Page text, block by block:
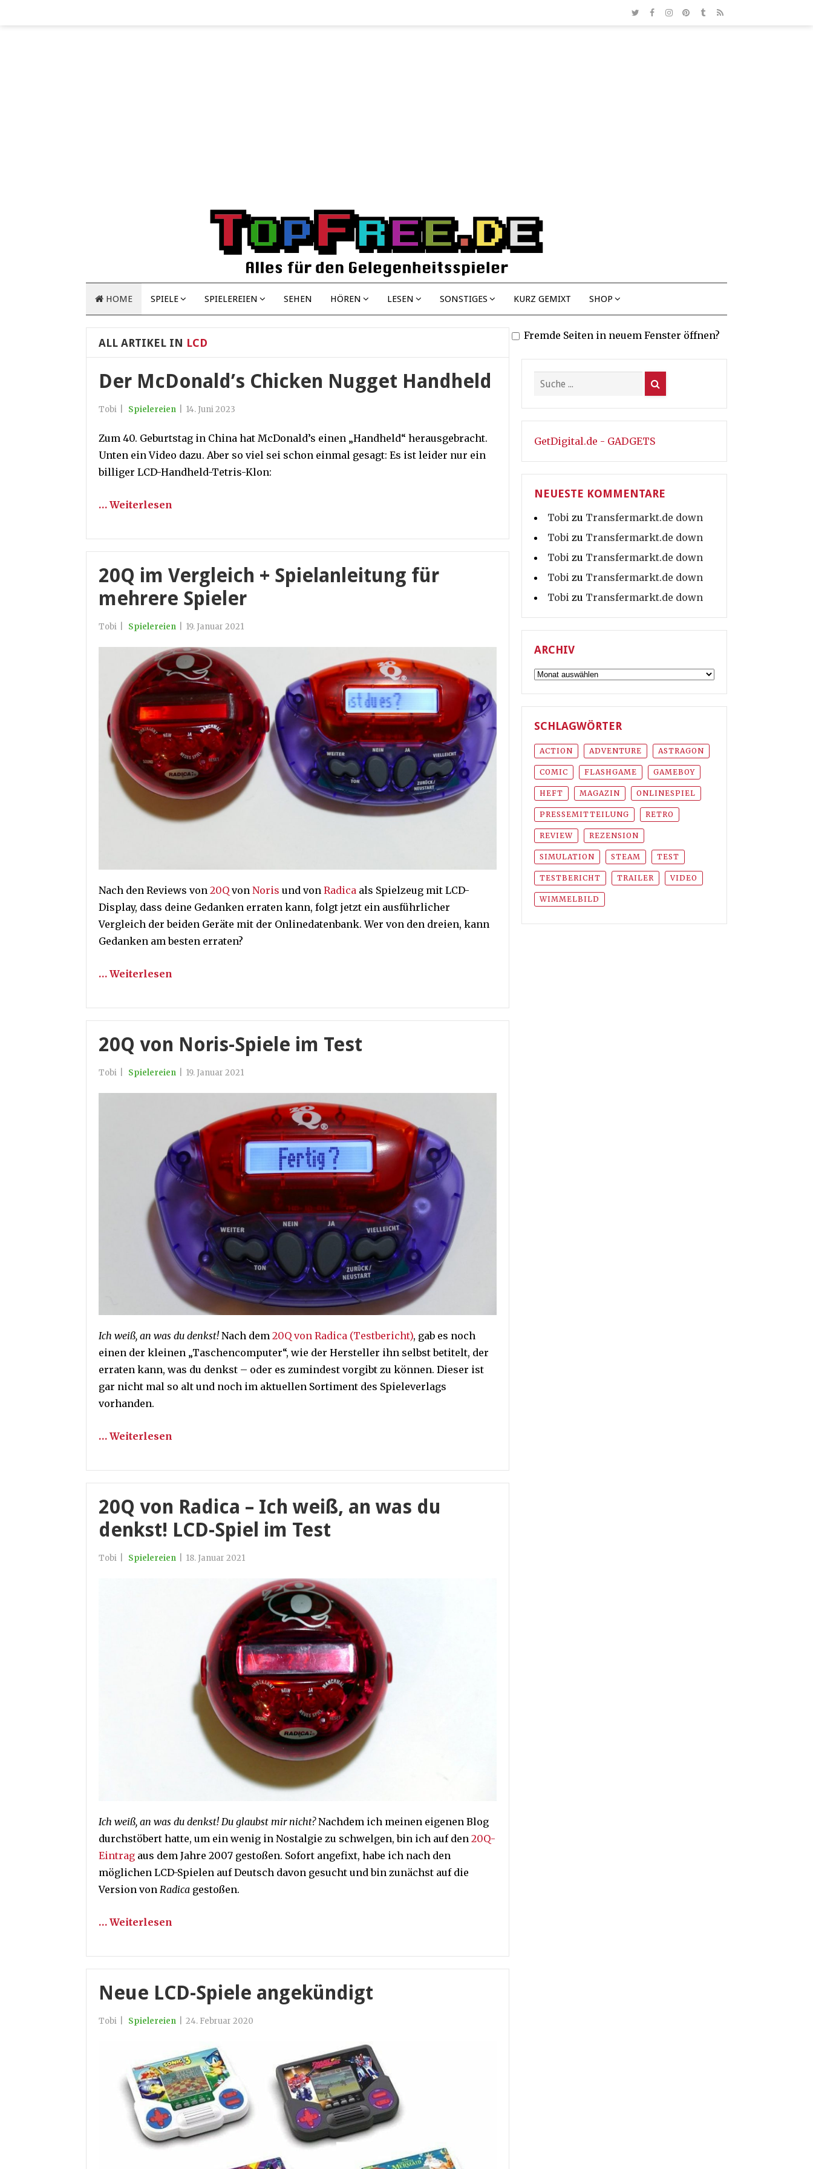
HOME SPIELE SPIELEREIEN SEHEN HÖREN LESEN SONSTIGES KURZ GEMIXT SHOP
ALL ARTIKEL IN LCD
Der McDonald’s Chicken Nugget Handheld
Tobi Spielereien 14. Juni 2023
Zum 40. Geburtstag in China hat McDonald’s einen „Handheld“ herausgebracht.
Unten ein Video dazu. Aber so viel sei schon einmal gesagt: Es ist leider nur ein
billiger LCD-Handheld-Tetris-Klon:
… Weiterlesen
20Q im Vergleich + Spielanleitung für
mehrere Spieler
Tobi Spielereien 19. Januar 2021
Nach den Reviews von 20Q von Noris und von Radica als Spielzeug mit LCD-
Display, dass deine Gedanken erraten kann, folgt jetzt ein ausführlicher
Vergleich der beiden Geräte mit der Onlinedatenbank. Wer von den dreien, kann
Gedanken am besten erraten?
… Weiterlesen
20Q von Noris-Spiele im Test
Tobi Spielereien 19. Januar 2021
Ich weiß, an was du denkst! Nach dem 20Q von Radica (Testbericht), gab es noch
einen der kleinen „Taschencomputer“, wie der Hersteller ihn selbst betitelt, der
erraten kann, was du denkst – oder es zumindest vorgibt zu können. Dieser ist
gar nicht mal so alt und noch im aktuellen Sortiment des Spieleverlags
vorhanden.
… Weiterlesen
20Q von Radica – Ich weiß, an was du
denkst! LCD-Spiel im Test
Tobi Spielereien 18. Januar 2021
Ich weiß, an was du denkst! Du glaubst mir nicht?Nachdem ich meinen eigenen Blog
durchstöbert hatte, um ein wenig in Nostalgie zu schwelgen, bin ich auf den 20Q-
Eintrag aus dem Jahre 2007 gestoßen. Sofort angefixt, habe ich nach den
möglichen LCD-Spielen auf Deutsch davon gesucht und bin zunächst auf die
Version von Radica gestoßen.
… Weiterlesen
Neue LCD-Spiele angekündigt
Tobi Spielereien 24. Februar 2020
Fremde Seiten in neuem Fenster öffnen?
GetDigital.de - GADGETS
NEUESTE KOMMENTARE
Tobi zu Transfermarkt.de down
Tobi zu Transfermarkt.de down
Tobi zu Transfermarkt.de down
Tobi zu Transfermarkt.de down
Tobi zu Transfermarkt.de down
ARCHIV
Archiv
SCHLAGWÖRTER
ACTION ADVENTURE ASTRAGON
COMIC FLASHGAME GAMEBOY
HEFT MAGAZIN ONLINESPIEL
PRESSEMITTEILUNG RETRO
REVIEW REZENSION
SIMULATION STEAM TEST
TESTBERICHT TRAILER VIDEO
WIMMELBILD